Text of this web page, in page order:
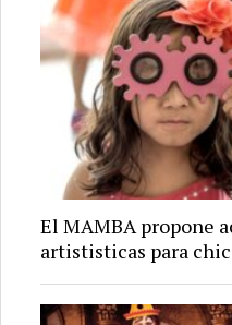
El MAMBA propone
artististicas para